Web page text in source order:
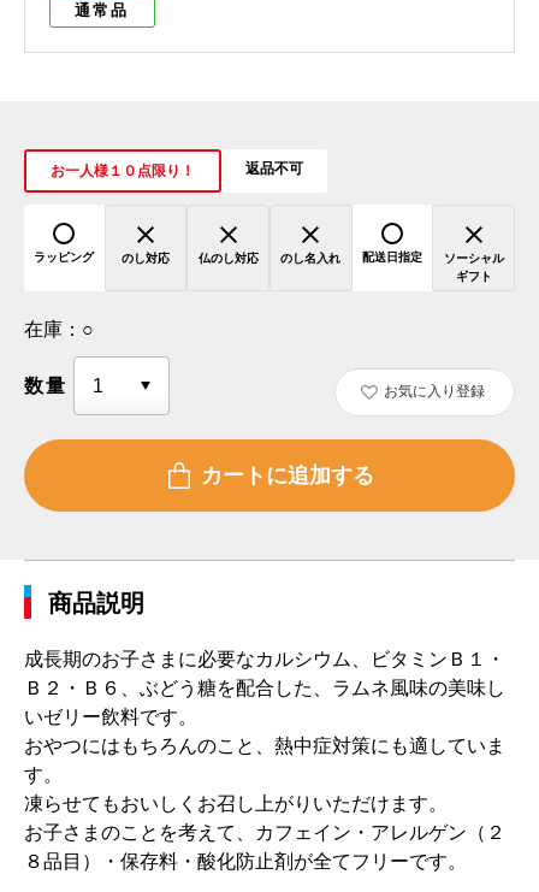
通常品
お一人様１０点限り！ 返品不可
ラッピング のし対応 仏のし対応 のし名入れ 配送日指定
ソーシャル
ギフト
在庫： ○
数量 お気に入り登録
商品説明
成長期のお子さまに必要なカルシウム、ビタミンＢ１・
Ｂ２・Ｂ６、ぶどう糖を配合した、ラムネ風味の美味し
いゼリー飲料です。
おやつにはもちろんのこと、熱中症対策にも適していま
す。
凍らせてもおいしくお召し上がりいただけます。
お子さまのことを考えて、カフェイン・アレルゲン（２
８品目）・保存料・酸化防止剤が全てフリーです。